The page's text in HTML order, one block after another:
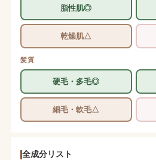
脂性肌◎
乾燥肌△
髪質
硬毛・多毛◎
細毛・軟毛△
全成分リスト